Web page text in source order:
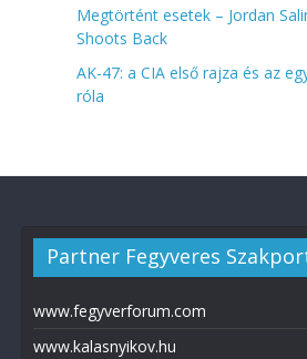
Megtörtént esetek – Jordan
Shoots Back
AK-47: a CIA első rajza és az
róla
Partner Fegyveres
www.fegyverforum.com
www.kalasnyikov.hu